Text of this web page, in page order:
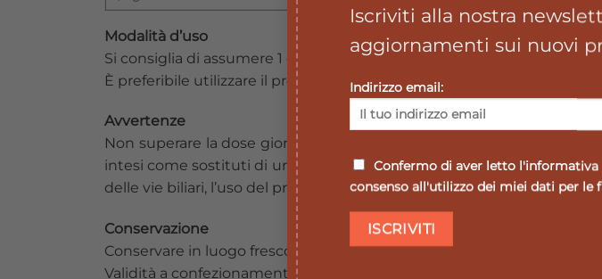
Iscriviti alla nostra
aggiornamenti sui nuovi
Indirizzo email:
Confermo di aver letto l'informativa
consenso all'utilizzo dei miei dati per le
Modalità d’uso
Si consiglia di assumere 1 capsula al gionro al mattino.
È preferibile utilizzare il prodotto per almeno 3 mesi.
Avvertenze
Non superare la dose giornaliera raccomandata. Tenere fuori dalla
intesi come sostituti di unadieta varia ed equilibrata ed uno stile di
delle vie biliari, l’uso del prodotto èsconsigliato. Se si stanno
Conservazione
Conservare in luogo fresco ed asciutto.
Validità a confezionamento integro: 30 mesi.